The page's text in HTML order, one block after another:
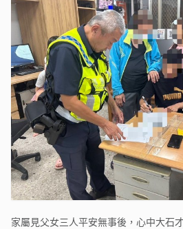
家屬見父女三人平安無事後，心中大石